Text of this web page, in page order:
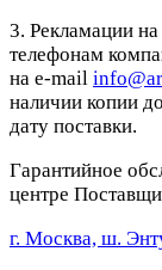
3. Рекламации
телефонам
на e-mail
наличии копии
дату поставки.
Гарантийное
центре
г. Москва, ш.